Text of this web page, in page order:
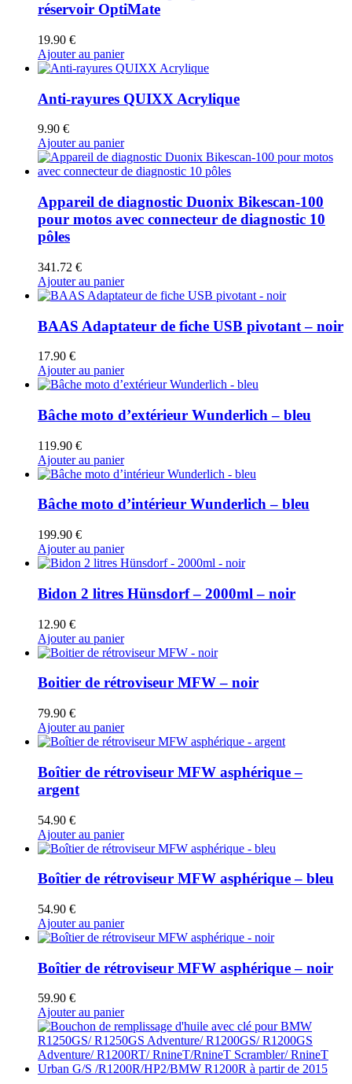
réservoir OptiMate
19.90 €
Ajouter au panier
Anti-rayures QUIXX Acrylique
9.90 €
Ajouter au panier
Appareil de diagnostic Duonix Bikescan-100
pour motos avec connecteur de diagnostic 10
pôles
341.72 €
Ajouter au panier
BAAS Adaptateur de fiche USB pivotant – noir
17.90 €
Ajouter au panier
Bâche moto d’extérieur Wunderlich – bleu
119.90 €
Ajouter au panier
Bâche moto d’intérieur Wunderlich – bleu
199.90 €
Ajouter au panier
Bidon 2 litres Hünsdorf – 2000ml – noir
12.90 €
Ajouter au panier
Boitier de rétroviseur MFW – noir
79.90 €
Ajouter au panier
Boîtier de rétroviseur MFW asphérique –
argent
54.90 €
Ajouter au panier
Boîtier de rétroviseur MFW asphérique – bleu
54.90 €
Ajouter au panier
Boîtier de rétroviseur MFW asphérique – noir
59.90 €
Ajouter au panier